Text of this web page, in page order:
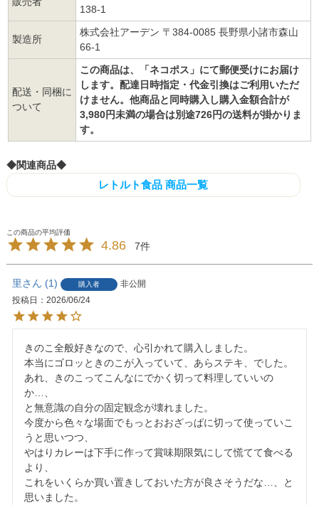
138-1
製造所
株式会社アーデン 〒384-0085 長野県小諸市森山
66-1
配送・同梱に
ついて
この商品は、「ネコポス」にて郵便受けにお届け
します。配達日時指定・代金引換はご利用いただ
けません。他商品と同時購入し購入金額合計が
3,980円未満の場合は別途726円の送料が掛かりま
す。
◆関連商品◆
レトルト食品 商品一覧
4.86 7
里 1 購入者
非公開
投稿日
2026/06/24
きのこ全般好きなので、心引かれて購入しました。
本当にゴロッときのこが入っていて、あらステキ、でした。
あれ、きのこってこんなにでかく切って料理していいの
か…、
と無意識の自分の固定観念が壊れました。
今度から色々な場面でもっとおおざっぱに切って使っていこ
うと思いつつ、
やはりカレーは下手に作って賞味期限気にして慌てて食べる
より、
これをいくらか買い置きしておいた方が良さそうだな…、と
思いました。